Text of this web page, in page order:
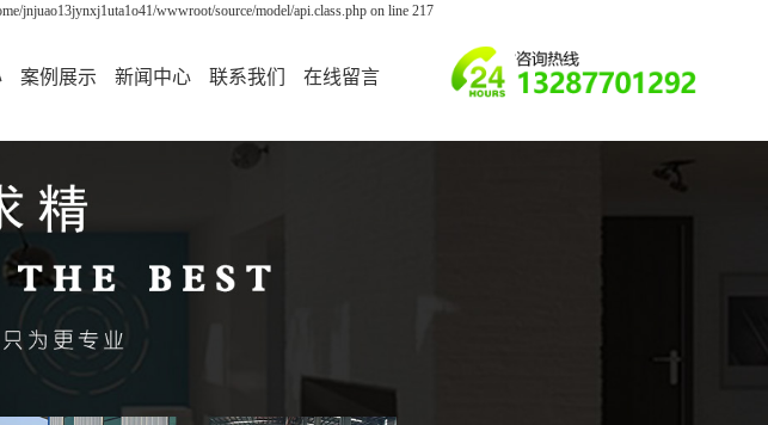
jnjuao13jynxj1uta1o41/wwwroot/source/model/api.class.php on line 217
梯
案例展示 新闻中心 联系我们 在线留言